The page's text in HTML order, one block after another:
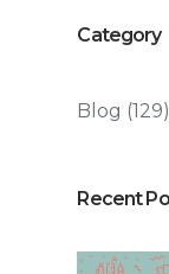
Category
Blog (129)
Recent